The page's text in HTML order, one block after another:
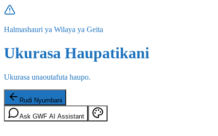
Halmashauri ya Wilaya ya Geita
Ukurasa Haupatikani
Ukurasa unaoutafuta haupo.
Rudi Nyumbani
Ask GWF AI Assistant